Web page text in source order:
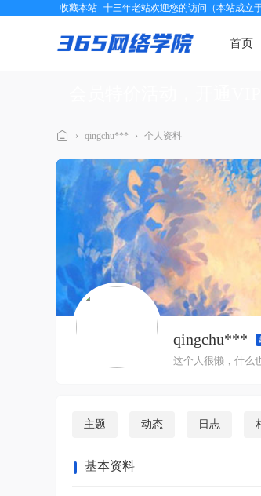
收藏本站 十三年老站欢迎您的访问（本站成立于
首页
三
六
学
› qingchu*** › 个人资料
qingchu***
这个人很懒，什么
主题 动态 日志
基本资料